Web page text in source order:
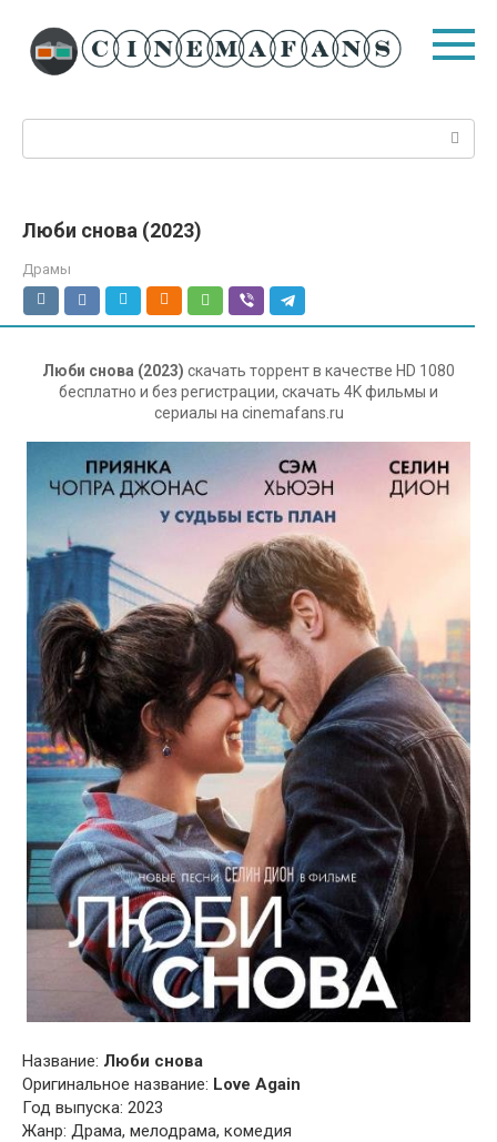
контенту
Люби снова (2023)
Драмы
Люби снова (2023) скачать торрент в качестве HD 1080
бесплатно и без регистрации, скачать 4K фильмы и
сериалы на cinemafans.ru
Название: Люби снова
Оригинальное название: Love Again
Год выпуска: 2023
Жанр: Драма, мелодрама, комедия